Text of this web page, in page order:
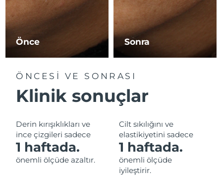
Önce Sonra
ÖNCESİ VE SONRASI
Klinik sonuçlar
Derin kırışıklıkları ve
ince çizgileri sadece
1 haftada.
önemli ölçüde azaltır.
Cilt sıkılığını ve
elastikiyetini sadece
1 haftada.
önemli ölçüde
iyileştirir.
Yeni Zelanda Tahmini teslim tarihi8/12/26
Norveç Tahmini teslim tarihi
Umman Tahmini teslim tarihi8/15/26
Filipinler Tahmini teslim tarihi
Polonya Tahmini teslim tarihi
Portekiz Tahmini teslim tarihi
Porto Riko Tahmini teslim tarihi8/14/26
Tahmini teslim tarihi